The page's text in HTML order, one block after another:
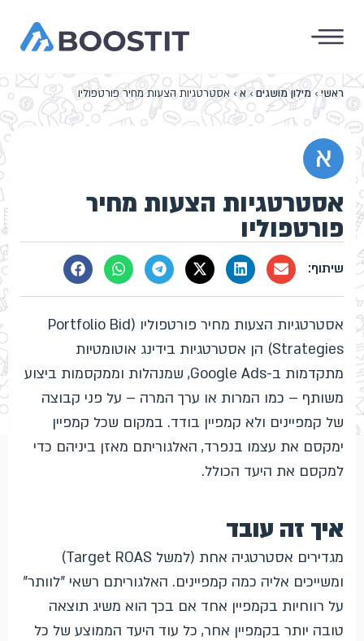
ראשי›מילון מושגים›א› אסטרטגיות הצעות מחיר פורטפוליו
א
אסטרטגיות הצעות מחיר
פורטפוליו
אסטרטגיות הצעות מחיר פורטפוליו (Portfolio Bid
Strategies) הן אסטרטגיות בידינג אוטומטיות
מתקדמות ב-Google Ads, שמנהלות וממקסמות ביצוע
משותף – כמו המרות או ערך המרה – על פני קבוצה
של קמפיינים ולא קמפיין בודד. במקום שכל קמפיין
ימקסם את עצמו בנפרד, האלגוריתם מאזן ביניהם כדי
למקסם את היעד הכולל.
איך זה עובד
מגדירים אסטרטגיה אחת (למשל Target ROAS)
ומשייכים אליה כמה קמפיינים. האלגוריתם רשאי "לוותר"
על רווחיות בקמפיין אחד אם בכך הוא משיג תוצאה
טובה יותר בקמפיין אחר, כל עוד היעד הממוצע של כל